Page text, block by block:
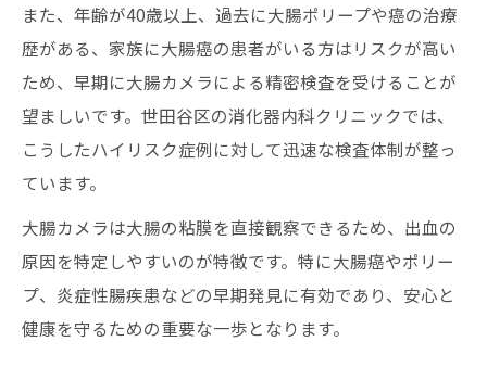
大腸カメラによる精密検査の選び方と注意
点
血便が示す危険サインと検査の必要性
大腸癌予防のための検査タイミングと判断
軸
大腸癌予防へ血便が続く場合の正しい対処法
血便が続く時の大腸癌予防と早期対策法
大腸カメラ検査で早期発見につなげるポイ
ント
また、年齢が40歳以上、過去に大腸ポリープや癌の治療
歴がある、家族に大腸癌の患者がいる方はリスクが高い
ため、早期に大腸カメラによる精密検査を受けることが
望ましいです。世田谷区の消化器内科クリニックでは、
こうしたハイリスク症例に対して迅速な検査体制が整っ
ています。
大腸カメラは大腸の粘膜を直接観察できるため、出血の
原因を特定しやすいのが特徴です。特に大腸癌やポリー
プ、炎症性腸疾患などの早期発見に有効であり、安心と
健康を守るための重要な一歩となります。